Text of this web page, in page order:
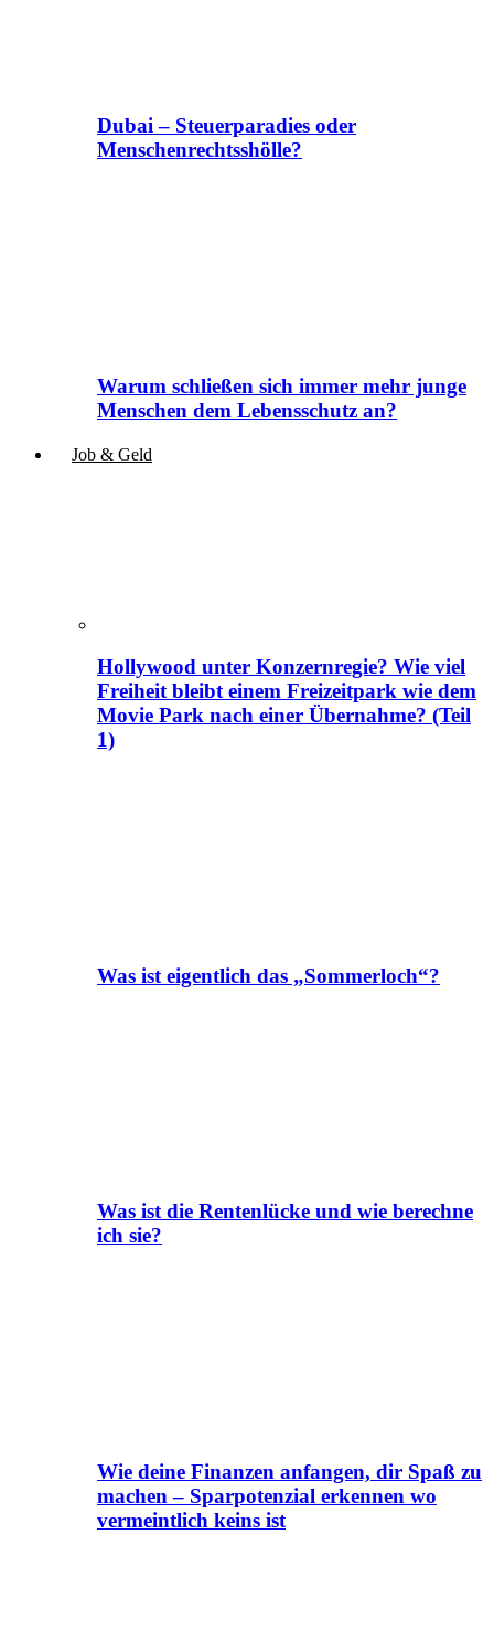
Dubai – Steuerparadies oder
Menschenrechtsshölle?
Warum schließen sich immer mehr junge
Menschen dem Lebensschutz an?
Job & Geld
Hollywood unter Konzernregie? Wie viel
Freiheit bleibt einem Freizeitpark wie dem
Movie Park nach einer Übernahme? (Teil
1)
Was ist eigentlich das „Sommerloch“?
Was ist die Rentenlücke und wie berechne
ich sie?
Wie deine Finanzen anfangen, dir Spaß zu
machen – Sparpotenzial erkennen wo
vermeintlich keins ist